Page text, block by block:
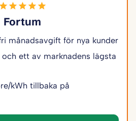
Fortum
månadsavgift för nya kunder
och ett av marknadens lägsta
kWh tillbaka på